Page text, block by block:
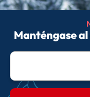
Manténgase
E-